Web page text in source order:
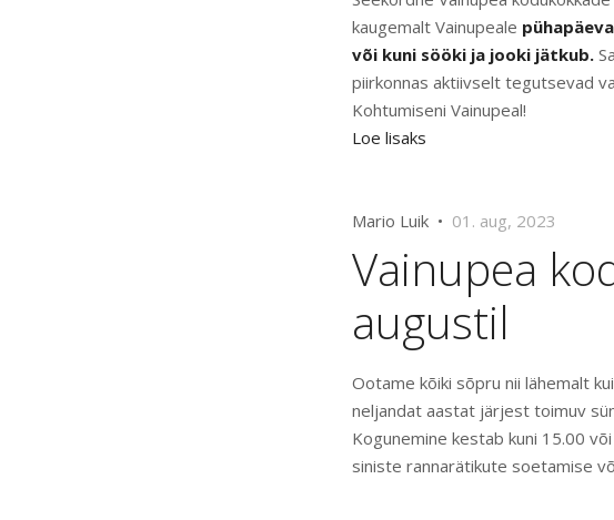
kaugemalt Vainupeale
või kuni sööki ja jooki jätkub.
piirkonnas aktiivselt tegutsevad
Kohtumiseni Vainupeal!
Loe lisaks
Mario Luik • 01. aug, 2023
Vainupea
augustil
Ootame kõiki sõpru nii lähemalt
neljandat aastat järjest toimuv
Kogunemine kestab kuni 15.00
siniste rannarätikute soetamise